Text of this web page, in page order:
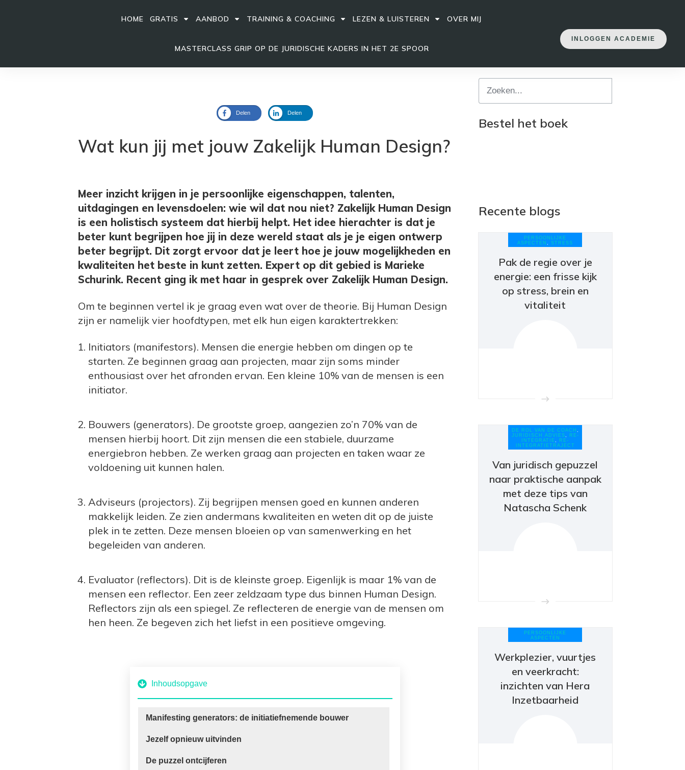
HOME GRATIS AANBOD TRAINING & COACHING LEZEN & LUISTEREN OVER MIJ
MASTERCLASS GRIP OP DE JURIDISCHE KADERS IN HET 2E SPOOR
INLOGGEN ACADEMIE
Delen Delen
Wat kun jij met jouw Zakelijk Human Design?
Meer inzicht krijgen in je persoonlijke eigenschappen, talenten,
uitdagingen en levensdoelen: wie wil dat nou niet? Zakelijk Human Design
is een holistisch systeem dat hierbij helpt. Het idee hierachter is dat je
beter kunt begrijpen hoe jij in deze wereld staat als je je eigen ontwerp
beter begrijpt. Dit zorgt ervoor dat je leert hoe je jouw mogelijkheden en
kwaliteiten het beste in kunt zetten. Expert op dit gebied is Marieke
Schurink. Recent ging ik met haar in gesprek over Zakelijk Human Design.
Om te beginnen vertel ik je graag even wat over de theorie. Bij Human Design
zijn er namelijk vier hoofdtypen, met elk hun eigen karaktertrekken:
Initiators (manifestors). Mensen die energie hebben om dingen op te
starten. Ze beginnen graag aan projecten, maar zijn soms minder
enthousiast over het afronden ervan. Een kleine 10% van de mensen is een
initiator.
Bouwers (generators). De grootste groep, aangezien zo’n 70% van de
mensen hierbij hoort. Dit zijn mensen die een stabiele, duurzame
energiebron hebben. Ze werken graag aan projecten en taken waar ze
voldoening uit kunnen halen.
Adviseurs (projectors). Zij begrijpen mensen goed en kunnen anderen
makkelijk leiden. Ze zien andermans kwaliteiten en weten dit op de juiste
plek in te zetten. Deze mensen bloeien op van samenwerking en het
begeleiden van anderen.
Evaluator (reflectors). Dit is de kleinste groep. Eigenlijk is maar 1% van de
mensen een reflector. Een zeer zeldzaam type dus binnen Human Design.
Reflectors zijn als een spiegel. Ze reflecteren de energie van de mensen om
hen heen. Ze begeven zich het liefst in een positieve omgeving.
Inhoudsopgave
Manifesting generators: de initiatiefnemende bouwer
Jezelf opnieuw uitvinden
De puzzel ontcijferen
Bestel het boek
Recente blogs
PERSOONLIJKE
ASPECTEN, STRESS
Pak de regie over je
energie: een frisse kijk
op stress, brein en
vitaliteit
DE ROL VAN DE COACH ,
JURIDISCH ADVIES,
RE-
INTEGRATIE,
RE-
INTEGRATIETRAJECT
Van juridisch gepuzzel
naar praktische aanpak
met deze tips van
Natascha Schenk
PERSOONLIJKE
ASPECTEN
Werkplezier, vuurtjes
en veerkracht:
inzichten van Hera
Inzetbaarheid